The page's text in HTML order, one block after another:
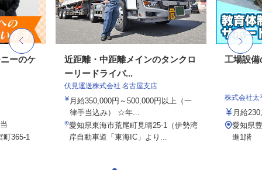
ーのケ
町365-1
近距離・中距離メインのタンクロ
ーリードライバ...
伏見運送株式会社 名古屋支店
月給350,000円～500,000円以上（一
律手当込み） ☆年...
愛知県東海市荒尾町見晴25-1（伊勢湾
岸自動車道「東海IC」より...
工場設備
株式会社太
月給
愛知県
進1階